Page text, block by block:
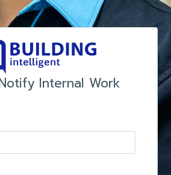
Internal Work